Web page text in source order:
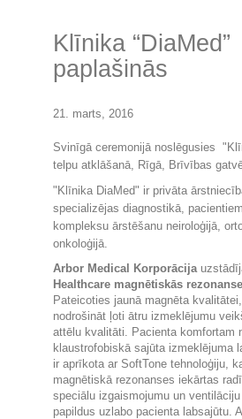
Klīnika “DiaMed”
paplašinās
21. marts, 2016
Svinīgā ceremonijā noslēgusies "
telpu atklāšanā, Rīgā, Brīvības
" Klīnika DiaMed" ir privāta
specializējas diagnostikā,
kompleksu ārstēšanu neiroloģijā,
onkoloģijā.
Arbor Medical Korporācija
Healthcare magnētiskās
Pateicoties jaunā magnēta
nodrošināt ļoti ātru izmeklējumu
attēlu kvalitāti. Pacienta komfortam
klaustrofobiskā sajūta izmeklējuma
ir aprīkota ar SoftTone tehnoloģiju,
magnētiskā rezonanses iekārtas
speciālu izgaismojumu un
papildus uzlabo pacienta labsajūtu.